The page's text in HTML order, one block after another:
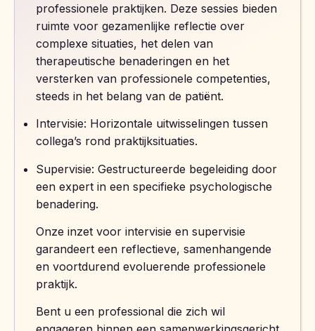
professionele praktijken. Deze sessies bieden
ruimte voor gezamenlijke reflectie over
complexe situaties, het delen van
therapeutische benaderingen en het
versterken van professionele competenties,
steeds in het belang van de patiënt.
Intervisie: Horizontale uitwisselingen tussen
collega’s rond praktijksituaties.
Supervisie: Gestructureerde begeleiding door
een expert in een specifieke psychologische
benadering.
Onze inzet voor intervisie en supervisie
garandeert een reflectieve, samenhangende
en voortdurend evoluerende professionele
praktijk.
Bent u een professional die zich wil